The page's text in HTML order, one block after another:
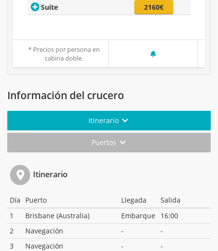
Suite 2160€
* Precios por persona en
cabina doble.
Información del crucero
Itinerario
Puertos
Itinerario
Día Puerto Llegada
Salida
1
Brisbane (Australia) Embarque
16:00
2
Navegación -
-
3
Navegación -
-